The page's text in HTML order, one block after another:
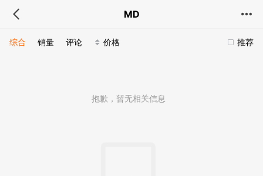
MD
推荐
综合 销量 评论 价格
抱歉，暂无相关信息